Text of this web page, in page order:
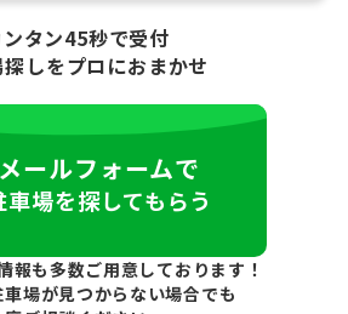
タン45秒で受付
しをプロにおまかせ
メールフォームで
車場を探してもらう
報も多数ご用意しております！
車場が見つからない場合でも